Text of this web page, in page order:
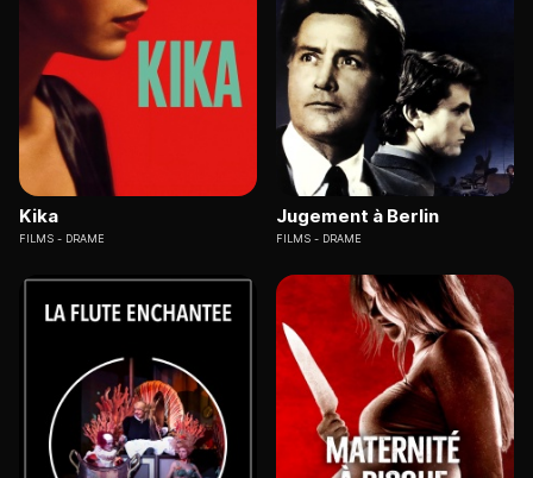
Kika
FILMS DRAME
Jugement à Berlin
FILMS DRAME